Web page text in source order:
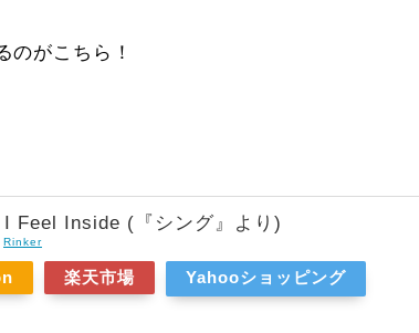
のがこちら！
Feel Inside (『シング』より)
Rinker
楽天市場 Yahooショッピング